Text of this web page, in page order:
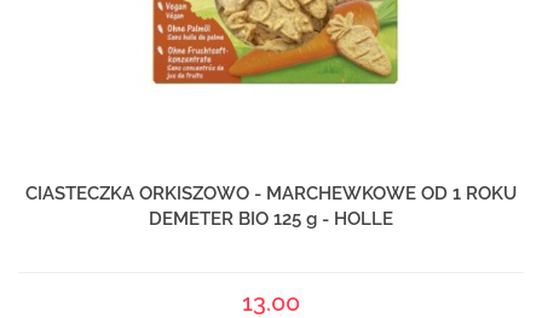
CIASTECZKA ORKISZOWO - MARCHEWKOWE OD 1 ROKU
DEMETER BIO 125 g - HOLLE
13.00